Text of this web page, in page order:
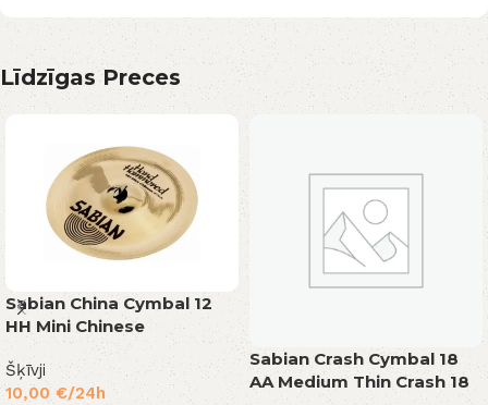
Līdzīgas Preces
Sabian China Cymbal 12
HH Mini Chinese
Šķīvji
10,00 €/24h
Sabian Crash Cymbal 18
AA Medium Thin Crash 18